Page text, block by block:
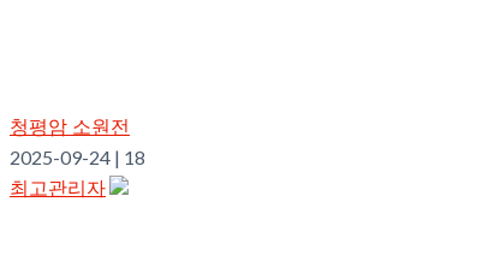
청평암 소원전
2025-09-24 | 18
최고관리자